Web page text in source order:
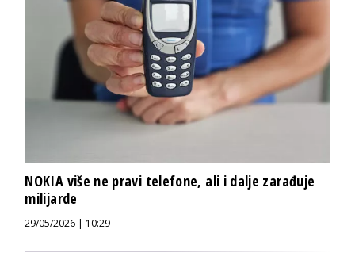
NOKIA više ne pravi telefone, ali i dalje zarađuje
milijarde
29/05/2026 | 10:29